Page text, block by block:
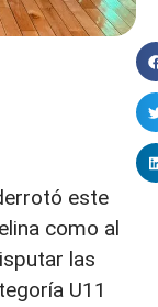
este
como al
las
U11